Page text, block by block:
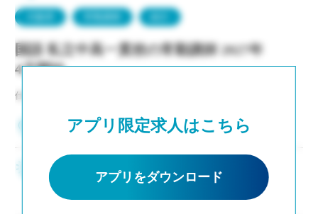
アプリ限定求人はこちら
アプリをダウンロード
国語 私立中高一貫校の常勤講師 2027年
4月開始
仕事NO：非公開
大阪府大阪市
大阪屈指の大規模校 ・若手(新卒はじめ未経験者
も)の採用に積極的な私立中高一貫校です ・次年
度以降の専任教諭登用へのチャンス有〇 ・毎年イ